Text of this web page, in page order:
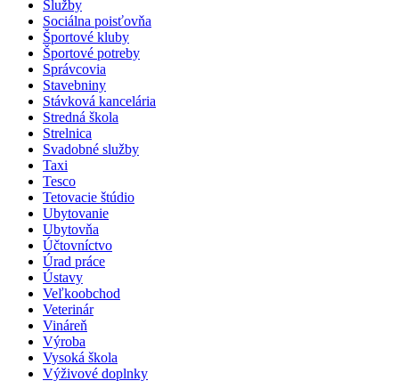
Služby
Sociálna poisťovňa
Športové kluby
Športové potreby
Správcovia
Stavebniny
Stávková kancelária
Stredná škola
Strelnica
Svadobné služby
Taxi
Tesco
Tetovacie štúdio
Ubytovanie
Ubytovňa
Účtovníctvo
Úrad práce
Ústavy
Veľkoobchod
Veterinár
Vináreň
Výroba
Vysoká škola
Výživové doplnky